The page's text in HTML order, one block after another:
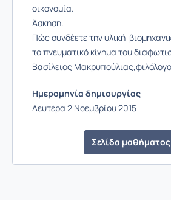
οικονομία.
Άσκηση.
Πώς συνδέετε την υλική
το πνευματικό κίνημα του
Βασίλειος
Ημερομηνία δημιουργίας
Δευτέρα 2 Νοεμβρίου 2015
Σελίδα μαθήματος